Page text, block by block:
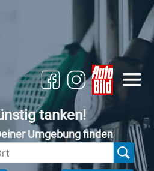
tanken!
Umgebung finden